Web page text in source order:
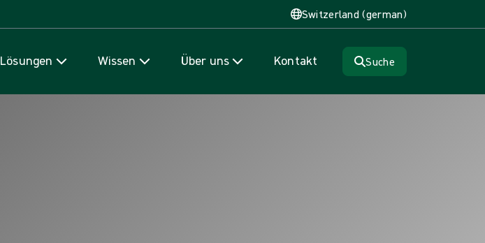
Switzerland (german)
Lösungen Wissen Über uns Kontakt Suche